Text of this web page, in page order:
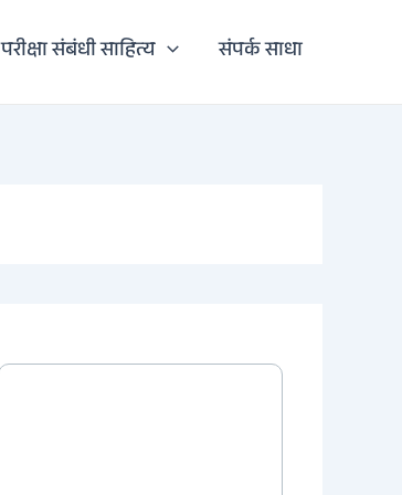
परीक्षा संबंधी साहित्य संपर्क साधा